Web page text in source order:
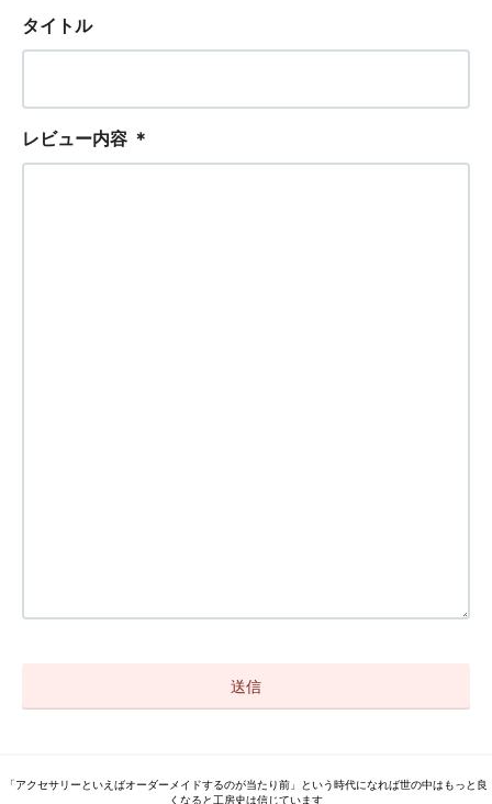
タイトル
レビュー内容 ＊
「アクセサリーといえばオーダーメイドするのが当たり前」という時代になれば世の中はもっと良
くなると工房史は信じています